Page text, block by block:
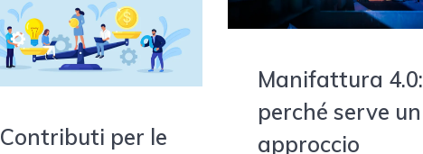
Manifattura 4.0:
perché serve un
approccio
Contributi per le